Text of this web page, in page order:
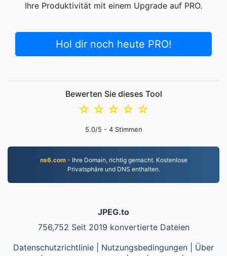
Ihre Produktivität mit einem Upgrade auf PRO.
Hol dir noch heute PRO!
Bewerten Sie dieses Tool
☆
☆
☆
☆
☆
5.0/5 - 4Stimmen
ns6.com- Ihre Domain, richtig gemacht. Kostenlose
Privatsphäre und DNS enthalten.
JPEG.to
756,752 Seit 2019 konvertierte Dateien
Datenschutzrichtlinie
Nutzungsbedingungen
Über